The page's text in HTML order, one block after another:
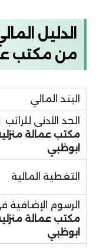
الدليل
من مكتب
البند المالي
الحد الأدنى
مكتب عمالة
ابوظبي
التغطية المالية
الرسوم الإضافية
مكتب عمالة
ابوظبي